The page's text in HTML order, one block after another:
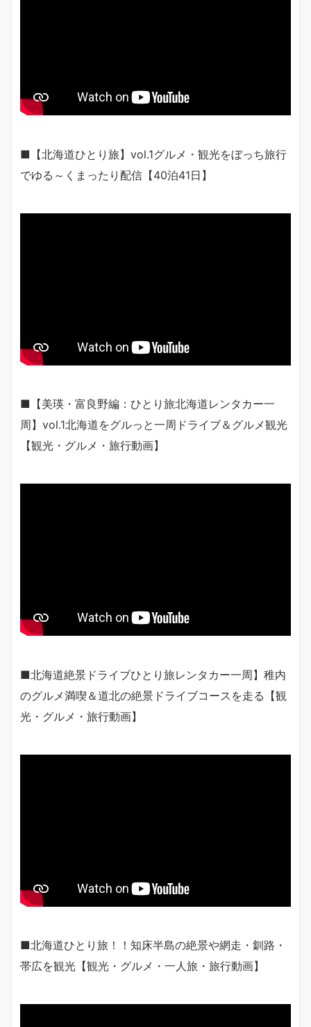
■【北海道ひとり旅】vol.1グルメ・観光をぼっち旅行
でゆる～くまったり配信【40泊41日】
■【美瑛・富良野編：ひとり旅北海道レンタカー一
周】vol.1北海道をグルっと一周ドライブ＆グルメ観光
【観光・グルメ・旅行動画】
■北海道絶景ドライブひとり旅レンタカー一周】稚内
のグルメ満喫＆道北の絶景ドライブコースを走る【観
光・グルメ・旅行動画】
■北海道ひとり旅！！知床半島の絶景や網走・釧路・
帯広を観光【観光・グルメ・一人旅・旅行動画】